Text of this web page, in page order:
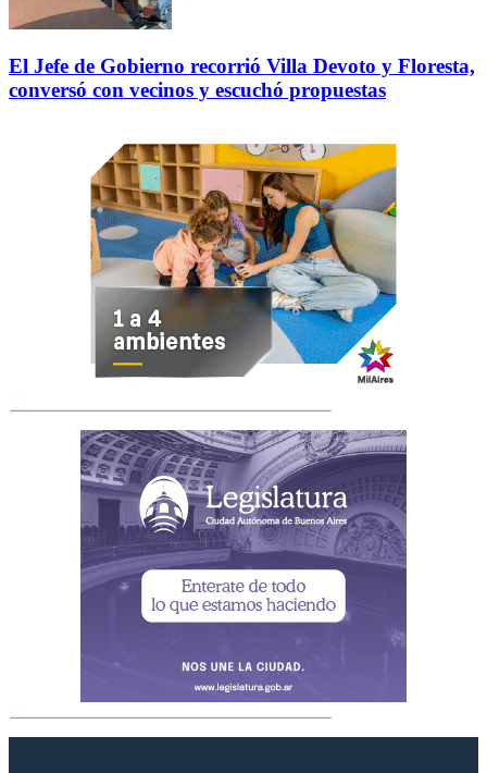
El Jefe de Gobierno recorrió Villa Devoto y Floresta,
conversó con vecinos y escuchó propuestas